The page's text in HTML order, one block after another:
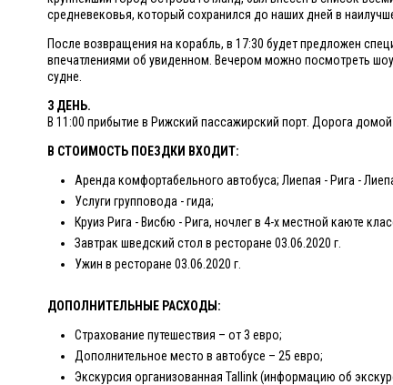
средневековья, который сохранился до наших дней в
После возвращения на корабль, в 17:30 будет предложен
впечатлениями об увиденном. Вечером можно посмотреть
судне.
3 ДЕНЬ.
В 11:00 прибытие в Рижский пассажирский порт. Дорога
В СТОИМОСТЬ ПОЕЗДКИ ВХОДИТ:
Аренда комфортабельного автобуса; Лиепая - Рига -
Услуги групповода - гида;
Круиз Рига - Висбю - Рига, ночлег в 4-х местной каюте
Завтрак шведский стол в ресторане 03.06.2020 г.
Ужин в ресторане 03.06.2020 г.
ДОПОЛНИТЕЛЬНЫЕ РАСХОДЫ:
Страхование путешествия – от 3 евро;
Дополнительное место в автобусе – 25 евро;
Экскурсия организованная Tallink (информацию об